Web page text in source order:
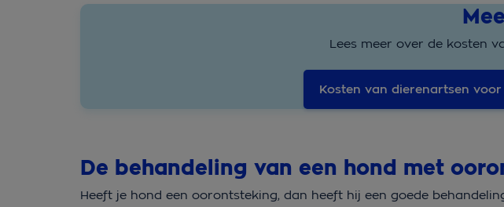
Lees meer over de kosten
Kosten van dierenartsen
De behandeling van een hond met
Heeft je hond een oorontsteking, dan heeft hij een goede